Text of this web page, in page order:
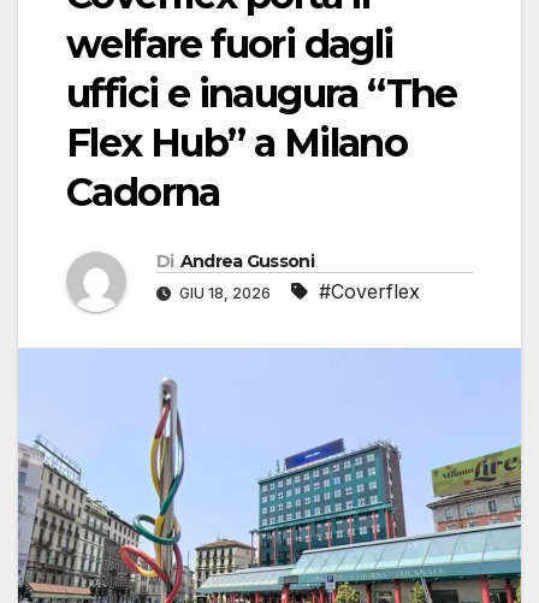
welfare fuori dagli
uffici e inaugura “The
Flex Hub” a Milano
Cadorna
Di Andrea Gussoni
GIU 18, 2026 #Coverflex